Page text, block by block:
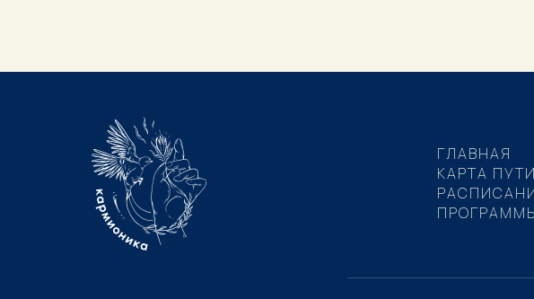
ГЛАВНАЯ
КАРТА ПУТИ